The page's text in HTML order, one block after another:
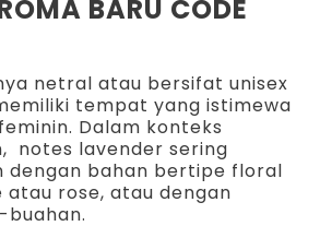
netral atau bersifat unisex
tempat yang istimewa
Dalam konteks
notes lavender sering
dengan bahan bertipe floral
atau rose, atau dengan
buahan.